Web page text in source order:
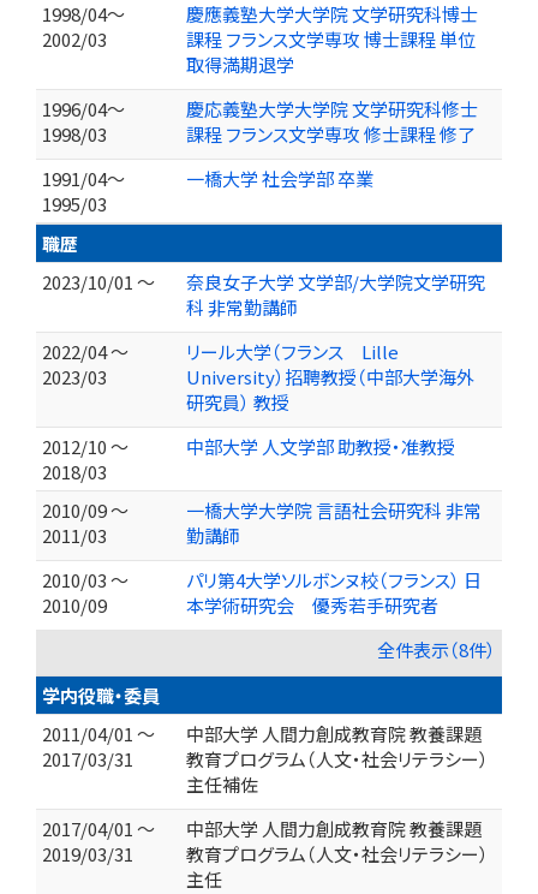
1998/04～
2002/03
慶應義塾大学大学院 文学研究科博士
課程 フランス文学専攻 博士課程 単位
取得満期退学
1996/04～
1998/03
慶応義塾大学大学院 文学研究科修士
課程 フランス文学専攻 修士課程 修了
1991/04～
1995/03
一橋大学 社会学部 卒業
職歴
2023/10/01 ～
奈良女子大学 文学部/大学院文学研究
科 非常勤講師
2022/04 ～
2023/03
リール大学（フランス Lille
University）招聘教授（中部大学海外
研究員） 教授
2012/10 ～
2018/03
中部大学 人文学部 助教授・准教授
2010/09 ～
2011/03
一橋大学大学院 言語社会研究科 非常
勤講師
2010/03 ～
2010/09
パリ第4大学ソルボンヌ校（フランス） 日
本学術研究会 優秀若手研究者
全件表示（8件）
学内役職・委員
2011/04/01 ～
2017/03/31
中部大学 人間力創成教育院 教養課題
教育プログラム（人文・社会リテラシー）
主任補佐
2017/04/01 ～
2019/03/31
中部大学 人間力創成教育院 教養課題
教育プログラム（人文・社会リテラシー）
主任